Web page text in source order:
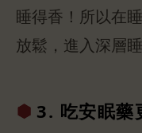
睡得香！所以在
放鬆，進入深層
3. 吃安眠藥